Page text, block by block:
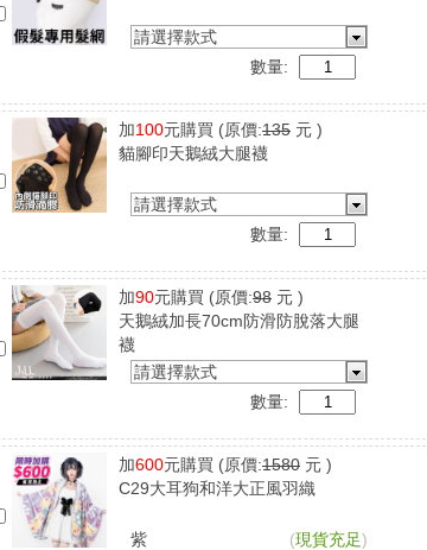
請選擇款式
數量:
加100元購買 (原價:135 元 )
貓腳印天鵝絨大腿襪
請選擇款式
數量:
加90元購買 (原價:98 元 )
天鵝絨加長70cm防滑防脫落大腿
襪
請選擇款式
數量:
加600元購買 (原價:1580 元 )
C29大耳狗和洋大正風羽織
紫 (現貨充足)